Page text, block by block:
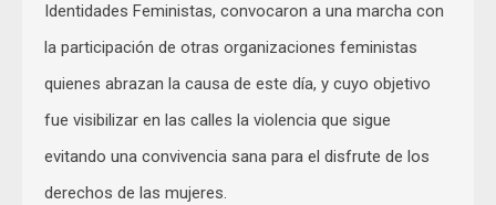
Identidades Feministas, convocaron a una marcha con
la participación de otras organizaciones feministas
quienes abrazan la causa de este día, y cuyo objetivo
fue visibilizar en las calles la violencia que sigue
evitando una convivencia sana para el disfrute de los
derechos de las mujeres.